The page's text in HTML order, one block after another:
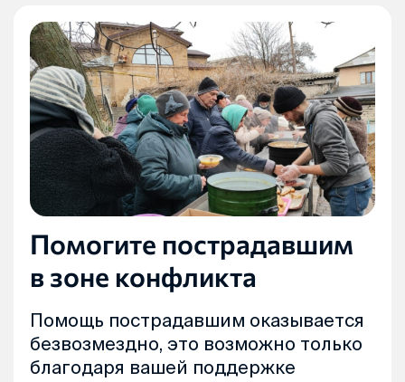
Помогите пострадавшим
в зоне конфликта
Помощь пострадавшим оказывается
безвозмездно, это возможно только
благодаря вашей поддержке